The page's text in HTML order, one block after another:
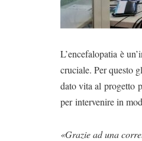
L’encefalopatia è
cruciale. Per questo
dato vita al progetto
per intervenire in
«Grazie ad una